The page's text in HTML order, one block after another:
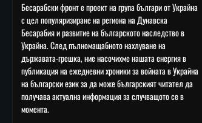
Бесарабски фронт е проект на група българи от Украйна
с цел популяризиране на региона на Дунавска
Бесарабия и развитие на българското наследство в
Украйна. След пълномащабното нахлуване на
държавата-грешка, ние насочихме нашата енергия в
публикация на ежедневни хроники за войната в Украйна
на български език за да може българският читател да
получава актуална информация за случващото се в
момента.